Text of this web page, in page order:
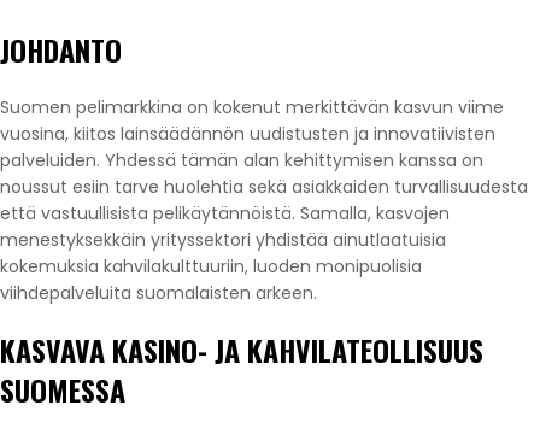
JOHDANTO
Suomen pelimarkkina on kokenut merkittävän kasvun viime
vuosina, kiitos lainsäädännön uudistusten ja innovatiivisten
palveluiden. Yhdessä tämän alan kehittymisen kanssa on
noussut esiin tarve huolehtia sekä asiakkaiden turvallisuudesta
että vastuullisista pelikäytännöistä. Samalla, kasvojen
menestyksekkäin yrityssektori yhdistää ainutlaatuisia
kokemuksia kahvilakulttuuriin, luoden monipuolisia
viihdepalveluita suomalaisten arkeen.
KASVAVA KASINO- JA KAHVILATEOLLISUUS
SUOMESSA